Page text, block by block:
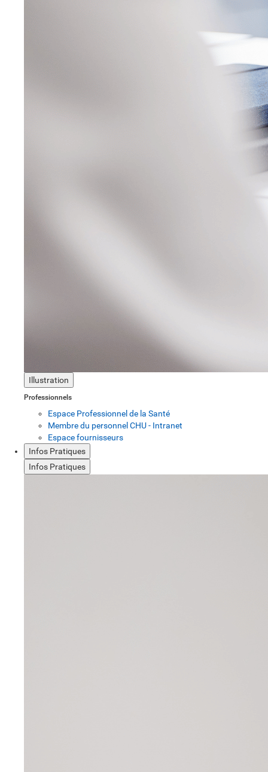
Illustration
Professionnels
Espace Professionnel de la Santé
Membre du personnel CHU - Intranet
Espace fournisseurs
Infos Pratiques
Infos Pratiques